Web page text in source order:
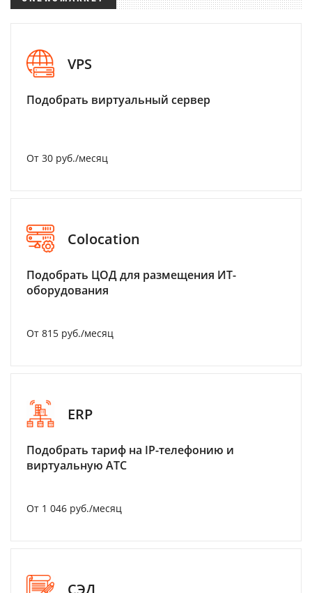
VPS
Подобрать виртуальный сервер
От 30 руб./месяц
Colocation
Подобрать ЦОД для размещения ИТ-
оборудования
От 815 руб./месяц
ERP
Подобрать тариф на IP-телефонию и
виртуальную АТС
От 1 046 руб./месяц
СЭД